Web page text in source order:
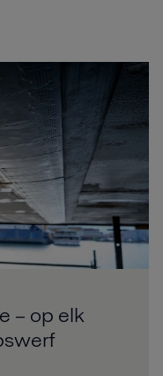
– op elk